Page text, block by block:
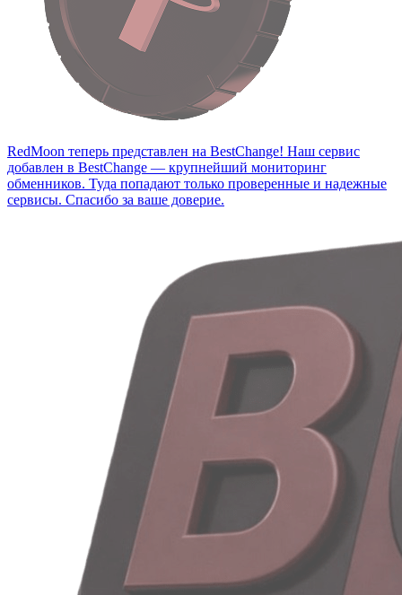
RedMoon теперь представлен на BestChange! Наш сервис
добавлен в BestChange — крупнейший мониторинг
обменников. Туда попадают только проверенные и надежные
сервисы. Спасибо за ваше доверие.